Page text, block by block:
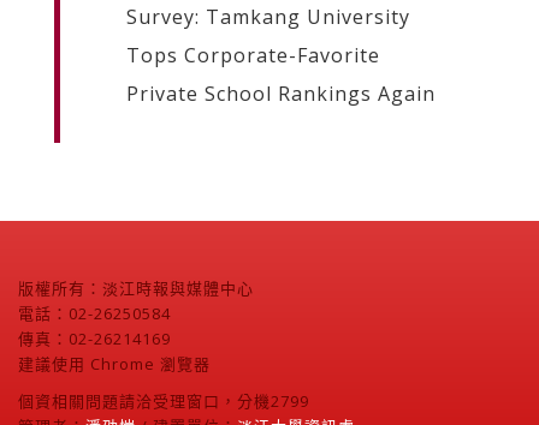
Survey: Tamkang University
Tops Corporate-Favorite
Private School Rankings Again
版權所有：淡江時報與媒體中心
電話：02-26250584
傳真：02-26214169
建議使用 Chrome 瀏覽器
個資相關問題請洽受理窗口，分機2799